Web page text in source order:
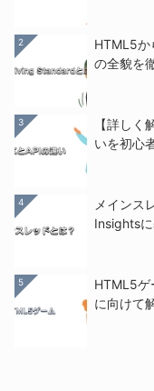
2
HTML5
の全貌を
3
【詳し
いを初心
4
メインス
Insights
5
HTML5ゲ
に向けて